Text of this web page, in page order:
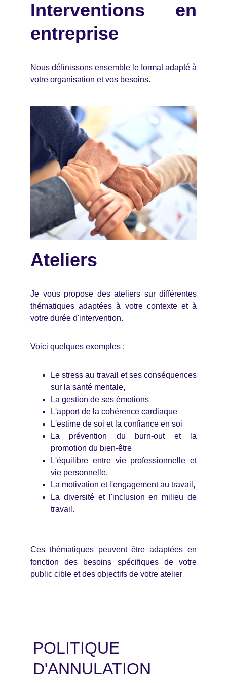
Interventions en
entreprise
Nous définissons ensemble le format adapté à
votre organisation et vos besoins.
Ateliers
Je vous propose des ateliers sur différentes
thématiques adaptées à votre contexte et à
votre durée d'intervention.
Voici quelques exemples :
Le stress au travail et ses conséquences
sur la santé mentale,
La gestion de ses émotions
L'apport de la cohérence cardiaque
L'estime de soi et la confiance en soi
La prévention du burn-out et la
promotion du bien-être
L'équilibre entre vie professionnelle et
vie personnelle,
La motivation et l'engagement au travail,
La diversité et l'inclusion en milieu de
travail.
Ces thématiques peuvent être adaptées en
fonction des besoins spécifiques de votre
public cible et des objectifs de votre atelier
POLITIQUE
D'ANNULATION